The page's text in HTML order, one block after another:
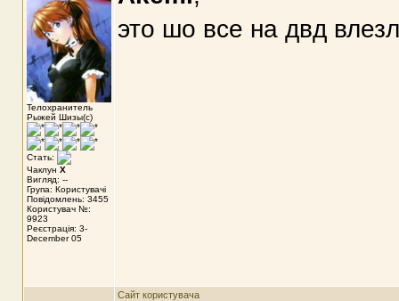
Телохранитель
Рыжей Шизы(с)
Стать:
Чаклун X
Вигляд: --
Група: Користувачі
Повідомлень: 3455
Користувач №:
9923
Реєстрація: 3-
December 05
это шо все на двд
Сайт користувача